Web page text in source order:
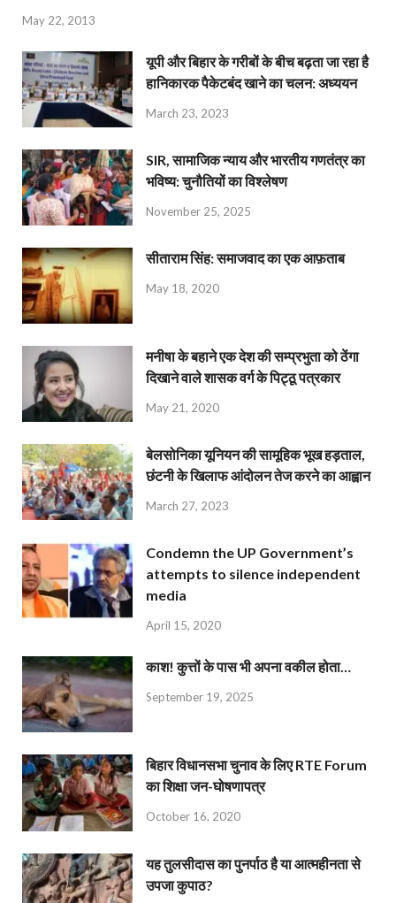
May 22, 2013
यूपी और बिहार के गरीबों के बीच बढ़ता जा रहा है
हानिकारक पैकेटबंद खाने का चलन: अध्ययन
March 23, 2023
SIR, सामाजिक न्याय और भारतीय गणतंत्र का
भविष्य: चुनौतियों का विश्लेषण
November 25, 2025
सीताराम सिंह: समाजवाद का एक आफ़ताब
May 18, 2020
मनीषा के बहाने एक देश की सम्प्रभुता को ठेंगा
दिखाने वाले शासक वर्ग के पिट्ठू पत्रकार
May 21, 2020
बेलसोनिका यूनियन की सामूहिक भूख हड़ताल,
छंटनी के खिलाफ आंदोलन तेज करने का आह्वान
March 27, 2023
Condemn the UP Government’s
attempts to silence independent
media
April 15, 2020
काश! कुत्तों के पास भी अपना वकील होता…
September 19, 2025
बिहार विधानसभा चुनाव के लिए RTE Forum
का शिक्षा जन-घोषणापत्र
October 16, 2020
यह तुलसीदास का पुनर्पाठ है या आत्महीनता से
उपजा कुपाठ?